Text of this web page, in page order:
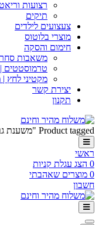
רצועות
תיקים
צעצועים לילדים
מוצרי בלוטוס
חימום והסקה
משאבות
טרמוסטטים |
מקטיני לחץ
יצירת קשר
תקנון
Product tagged "משענת גב טימקס 2020"
ראשי
0 הצג עגלת קניות
0 מוצרים שאהבתי
חשבון